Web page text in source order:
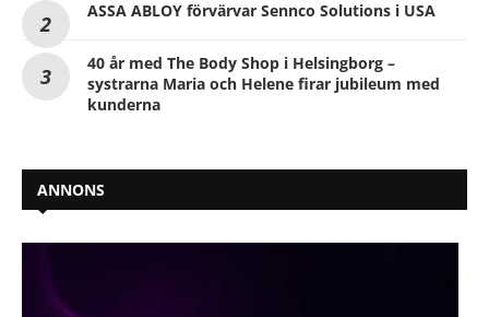
ASSA ABLOY förvärvar Sennco Solutions i USA
40 år med The Body Shop i Helsingborg –
systrarna Maria och Helene firar jubileum med
kunderna
ANNONS